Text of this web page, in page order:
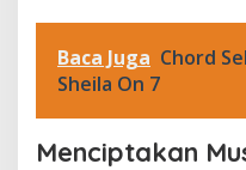
Baca Juga Chord
Sheila On 7
Menciptakan